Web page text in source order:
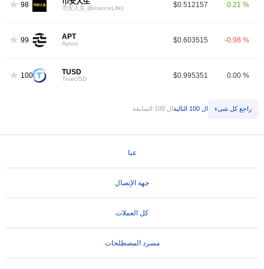
98 币安人生 (BinanceLife) $0.512157 0.21 %
99 APT
Aptos $0.603515 -0.98 %
100 TUSD
TrueUSD $0.995351 0.00 %
ال 100 السابقة ال 100 التالية راجع كل شىء
عنا
جهة الإتصال
كل العملات
مسرد المصطلحات